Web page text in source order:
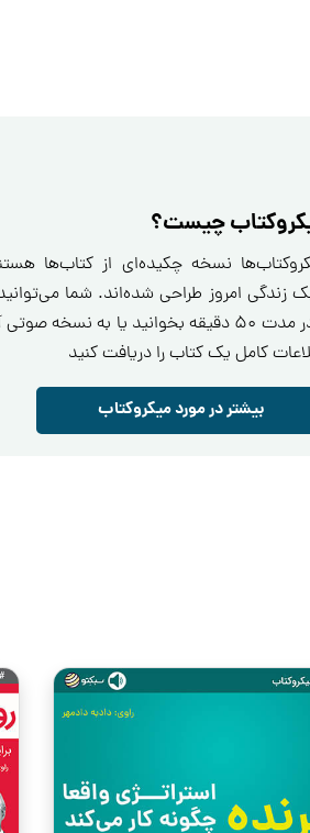
چیست؟
نسخه چکیده‌ای از کتاب‌ها
زندگی امروز طراحی شده‌اند. شما
را در مدت ۵۰ دقیقه بخوانید یا به
کامل یک کتاب را دریافت کنید
بیشتر در مورد میکروکتاب